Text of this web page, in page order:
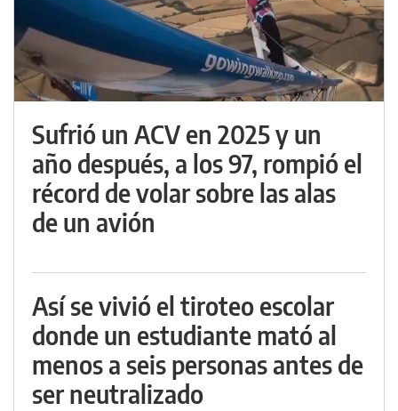
Sufrió un ACV en 2025 y un
año después, a los 97, rompió el
récord de volar sobre las alas
de un avión
Así se vivió el tiroteo escolar
donde un estudiante mató al
menos a seis personas antes de
ser neutralizado